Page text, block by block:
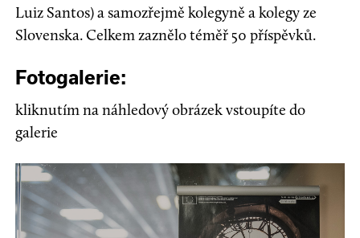
Luiz Santos) a samozřejmě kolegyně a kolegy ze
Slovenska. Celkem zaznělo téměř 50 příspěvků.
Fotogalerie:
kliknutím na náhledový obrázek vstoupíte do
galerie